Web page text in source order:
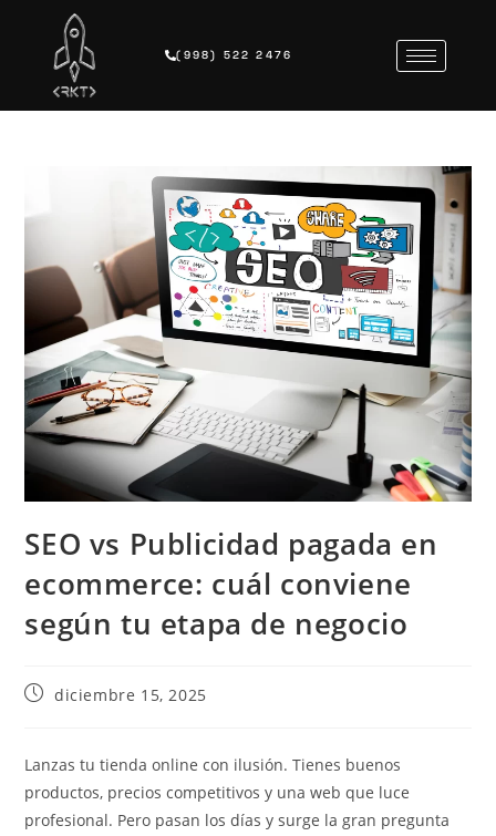
(998) 522 2476
SEO vs Publicidad pagada en
ecommerce: cuál conviene
según tu etapa de negocio
diciembre 15, 2025
Lanzas tu tienda online con ilusión. Tienes buenos
productos, precios competitivos y una web que luce
profesional. Pero pasan los días y surge la gran pregunta